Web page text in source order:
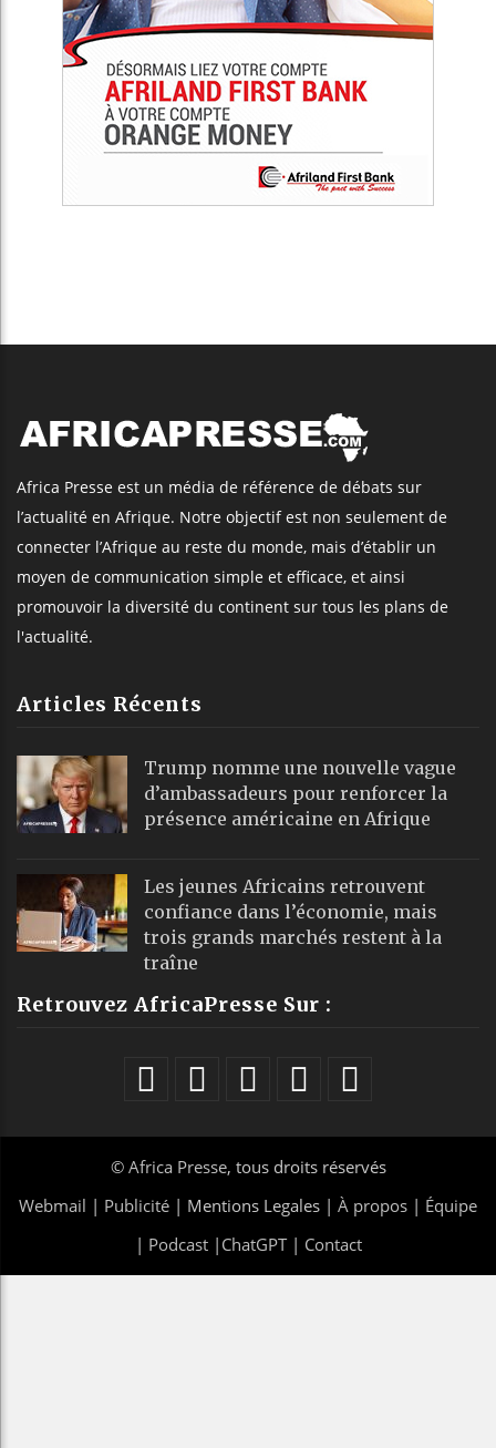
Africa Presse est un média de référence de débats sur
l’actualité en Afrique. Notre objectif est non seulement de
connecter l’Afrique au reste du monde, mais d’établir un
moyen de communication simple et efficace, et ainsi
promouvoir la diversité du continent sur tous les plans de
l'actualité.
Articles Récents
Trump nomme une nouvelle vague
d’ambassadeurs pour renforcer la
présence américaine en Afrique
Les jeunes Africains retrouvent
confiance dans l’économie, mais
trois grands marchés restent à la
traîne
Retrouvez AfricaPresse Sur :
© Africa Presse, tous droits réservés
Webmail | Publicité | Mentions Legales | À propos | Équipe
| Podcast| ChatGPT| Contact